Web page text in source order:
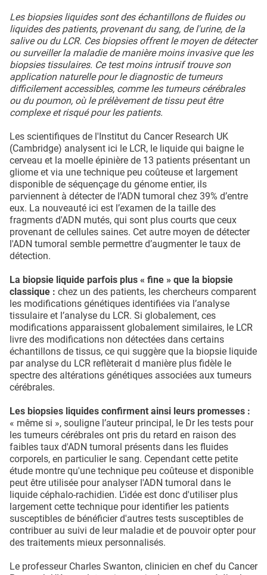
Les biopsies liquides sont des échantillons de fluides ou
liquides des patients, provenant du sang, de l'urine, de la
salive ou du LCR. Ces biopsies offrent le moyen de détecter
ou surveiller la maladie de manière moins invasive que les
biopsies tissulaires. Ce test moins intrusif trouve son
application naturelle pour le diagnostic de tumeurs
difficilement accessibles, comme les tumeurs cérébrales
ou du poumon, où le prélèvement de tissu peut être
complexe et risqué pour les patients.
Les scientifiques de l'Institut du Cancer Research UK
(Cambridge) analysent ici le LCR, le liquide qui baigne le
cerveau et la moelle épinière de 13 patients présentant un
gliome et via une technique peu coûteuse et largement
disponible de séquençage du génome entier, ils
parviennent à détecter de l’ADN tumoral chez 39% d’entre
eux. La nouveauté ici est l’examen de la taille des
fragments d'ADN mutés, qui sont plus courts que ceux
provenant de cellules saines. Cet autre moyen de détecter
l'ADN tumoral semble permettre d’augmenter le taux de
détection.
La biopsie liquide parfois plus « fine » que la biopsie
classique : chez un des patients, les chercheurs comparent
les modifications génétiques identifiées via l’analyse
tissulaire et l’analyse du LCR. Si globalement, ces
modifications apparaissent globalement similaires, le LCR
livre des modifications non détectées dans certains
échantillons de tissus, ce qui suggère que la biopsie liquide
par analyse du LCR reflèterait d manière plus fidèle le
spectre des altérations génétiques associées aux tumeurs
cérébrales.
Les biopsies liquides confirment ainsi leurs promesses :
« même si », souligne l’auteur principal, le Dr les tests pour
les tumeurs cérébrales ont pris du retard en raison des
faibles taux d'ADN tumoral présents dans les fluides
corporels, en particulier le sang. Cependant cette petite
étude montre qu'une technique peu coûteuse et disponible
peut être utilisée pour analyser l'ADN tumoral dans le
liquide céphalo-rachidien. L’idée est donc d'utiliser plus
largement cette technique pour identifier les patients
susceptibles de bénéficier d'autres tests susceptibles de
contribuer au suivi de leur maladie et de pouvoir opter pour
des traitements mieux personnalisés.
Le professeur Charles Swanton, clinicien en chef du Cancer